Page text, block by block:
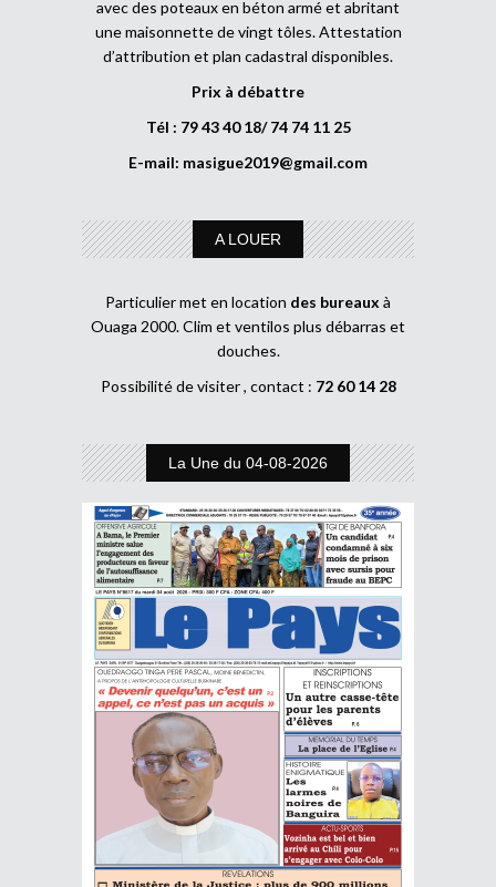
avec des poteaux en béton armé et abritant
une maisonnette de vingt tôles. Attestation
d’attribution et plan cadastral disponibles.
Prix à débattre
Tél : 79 43 40 18/ 74 74 11 25
E-mail: masigue2019@gmail.com
A LOUER
Particulier met en location des bureaux à
Ouaga 2000. Clim et ventilos plus débarras et
douches.
Possibilité de visiter , contact : 72 60 14 28
La Une du 04-08-2026